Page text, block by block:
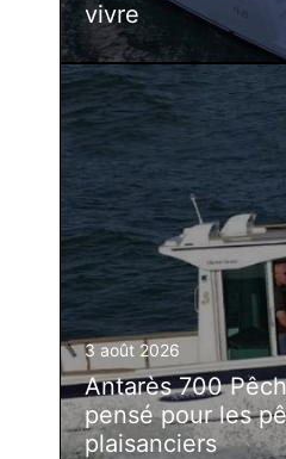
vivre
3 août 2026
Antarès 700
pensé pour les
plaisanciers